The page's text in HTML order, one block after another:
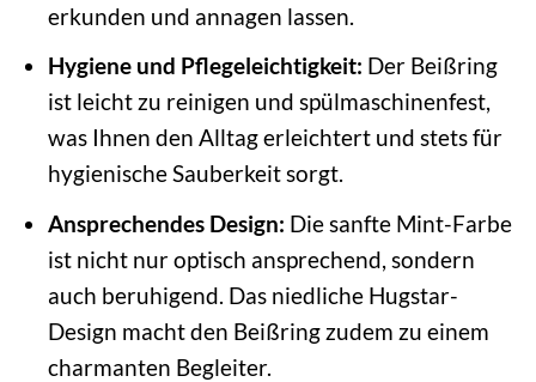
erkunden und annagen lassen.
Hygiene und Pflegeleichtigkeit: Der Beißring
ist leicht zu reinigen und spülmaschinenfest,
was Ihnen den Alltag erleichtert und stets für
hygienische Sauberkeit sorgt.
Ansprechendes Design: Die sanfte Mint-Farbe
ist nicht nur optisch ansprechend, sondern
auch beruhigend. Das niedliche Hugstar-
Design macht den Beißring zudem zu einem
charmanten Begleiter.